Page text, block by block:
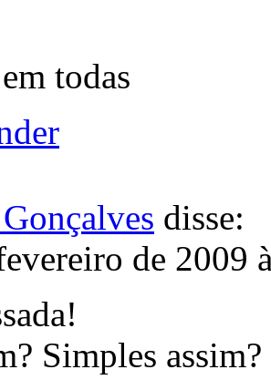
todas
disse:
de 2009
Simples